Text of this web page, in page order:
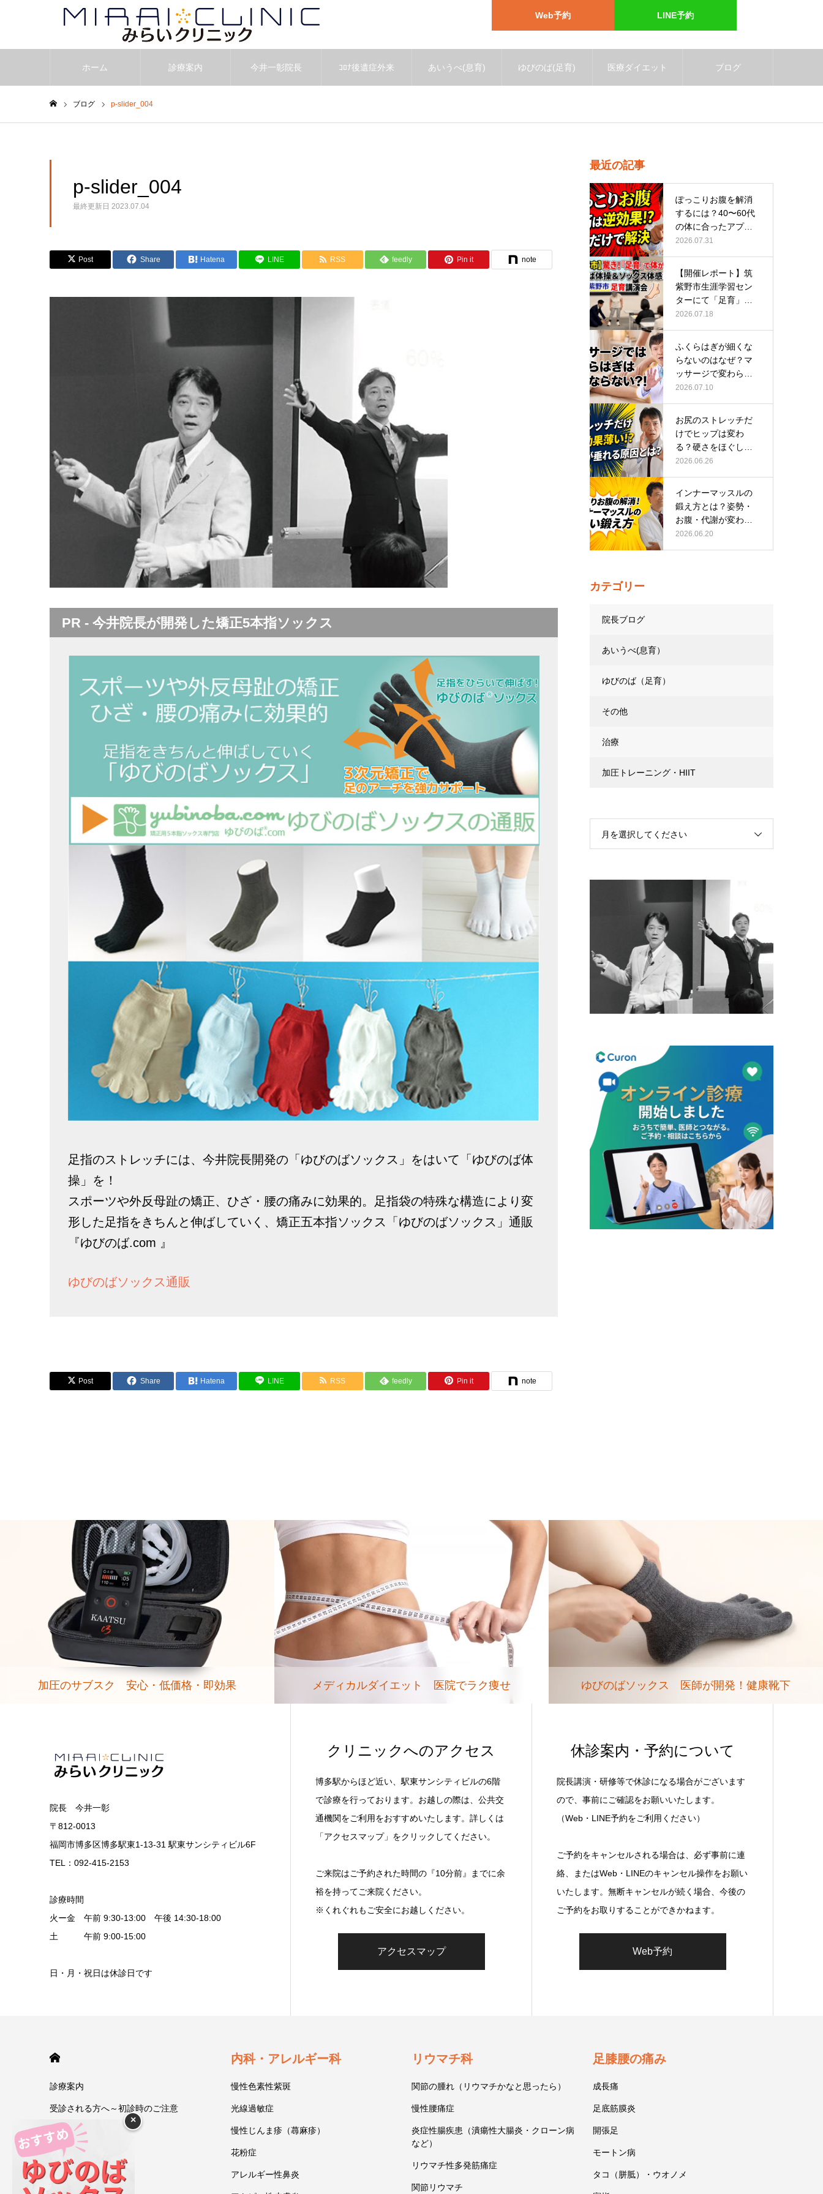
Web予約 LINE予約
ホーム 診療案内 今井一彰院長 ｺﾛﾅ後遺症外来 あいうべ(息育) ゆびのば(足育) 医療ダイエット ブログ
ブログ p-slider_004
p-slider_004
最終更新日 2023.07.04
Post Share Hatena LINE RSS feedly Pin it note
PR - 今井院長が開発した矯正5本指ソックス
足指のストレッチには、今井院長開発の「ゆびのばソックス」をはいて「ゆびのば体
操」を！
スポーツや外反母趾の矯正、ひざ・腰の痛みに効果的。足指袋の特殊な構造により変
形した足指をきちんと伸ばしていく、矯正五本指ソックス「ゆびのばソックス」通販
『ゆびのば.com 』
ゆびのばソックス通販
Post Share Hatena LINE RSS feedly Pin it note
最近の記事
ぽっこりお腹を解消
するには？40〜60代
の体に合ったアプロ
ーチ
2026.07.31
【開催レポート】筑
紫野市生涯学習セン
ターにて「足育」講
演会に登壇し…
2026.07.18
ふくらはぎが細くな
らないのはなぜ？マ
ッサージで変わらな
い根本原因
2026.07.10
お尻のストレッチだ
けでヒップは変わ
る？硬さをほぐして
整える正しい方…
2026.06.26
インナーマッスルの
鍛え方とは？姿勢・
お腹・代謝が変わる
トレーニング…
2026.06.20
カテゴリー
院長ブログ
あいうべ(息育）
ゆびのば（足育）
その他
治療
加圧トレーニング・HIIT
月を選択してください
加圧のサブスク 安心・低価格・即効果 メディカルダイエット 医院でラク痩せ ゆびのばソックス 医師が開発！健康靴下
院長 今井一彰
〒812-0013
福岡市博多区博多駅東1-13-31 駅東サンシティビル6F
TEL：092-415-2153
診療時間
火ー金 午前 9:30-13:00 午後 14:30-18:00
土 午前 9:00-15:00
日・月・祝日は休診日です
クリニックへのアクセス
博多駅からほど近い、駅東サンシティビルの6階
で診療を行っております。お越しの際は、公共交
通機関をご利用をおすすめいたします。詳しくは
「アクセスマップ」をクリックしてください。
ご来院はご予約された時間の『10分前』までに余
裕を持ってご来院ください。
※くれぐれもご安全にお越しください。
アクセスマップ
休診案内・予約について
院長講演・研修等で休診になる場合がございます
ので、事前にご確認をお願いいたします。
（Web・LINE予約をご利用ください）
ご予約をキャンセルされる場合は、必ず事前に連
絡、またはWeb・LINEのキャンセル操作をお願い
いたします。無断キャンセルが続く場合、今後の
ご予約をお取りすることができかねます。
Web予約
診療案内
受診される方へ～初診時のご注意
今井一彰 院長紹介
あいうべ体操
ゆびのば体操
内科・アレルギー科
慢性色素性紫斑
光線過敏症
慢性じんま疹（蕁麻疹）
花粉症
アレルギー性鼻炎
リウマチ科
関節の腫れ（リウマチかなと思ったら）
慢性腰痛症
炎症性腸疾患（潰瘍性大腸炎・クローン病
など）
リウマチ性多発筋痛症
関節リウマチ
足膝腰の痛み
成長痛
足底筋膜炎
開張足
モートン病
タコ（胼胝）・ウオノメ
×